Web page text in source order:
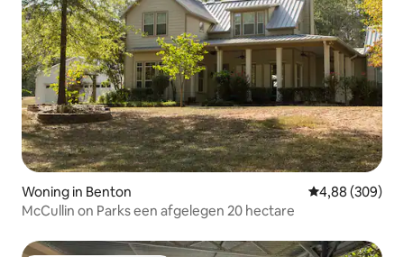
Woning in Benton Gemiddelde
4,88 (309)
McCullin on Parks een afgelegen 20 hectare